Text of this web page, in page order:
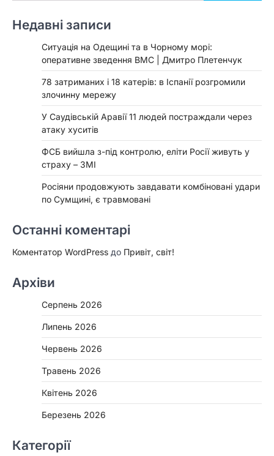
Недавні записи
Ситуація на Одещині та в Чорному морі:
оперативне зведення ВМС | Дмитро Плетенчук
78 затриманих і 18 катерів: в Іспанії розгромили
злочинну мережу
У Саудівській Аравії 11 людей постраждали через
атаку хуситів
ФСБ вийшла з-під контролю, еліти Росії живуть у
страху – ЗМІ
Росіяни продовжують завдавати комбіновані удари
по Сумщині, є травмовані
Останні коментарі
Коментатор WordPress до Привіт, світ!
Архіви
Серпень 2026
Липень 2026
Червень 2026
Травень 2026
Квітень 2026
Березень 2026
Категорії